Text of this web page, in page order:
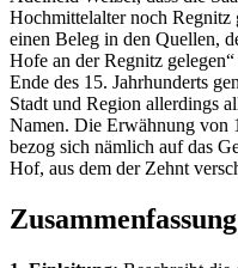
Hochmittelalter noch Regnitz
einen Beleg in den Quellen,
Hofe an der Regnitz
Ende des 15. Jahrhunderts
Stadt und Region allerdings
Namen. Die Erwähnung von
bezog sich nämlich auf das
Hof, aus dem der Zehnt